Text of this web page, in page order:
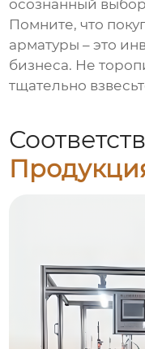
осознанный
Помните, что
арматуры – это
бизнеса. Не
тщательно